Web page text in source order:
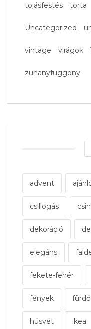
tojásfestés torta
Uncategorized
vintage virágok
zuhanyfüggöny
advent
csillogás
dekoráció
elegáns
fekete-fehér
fények
húsvét ikea